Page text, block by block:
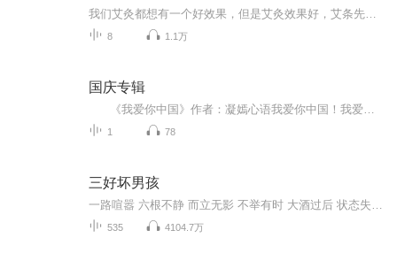
8 1.1万
国庆专辑
1 78
三好坏男孩
535 4104.7万